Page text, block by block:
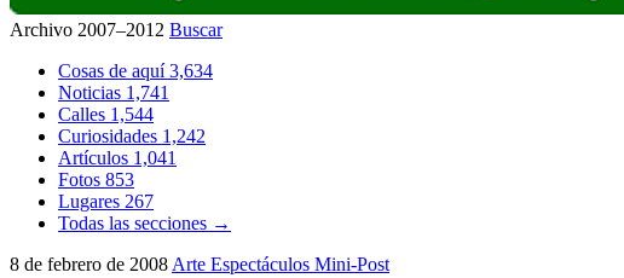
Archivo 2007–2012 Buscar
Cosas de aquí3,634
Noticias 1,741
Calles 1,544
Curiosidades 1,242
Artículos 1,041
Fotos 853
Lugares 267
Todas las secciones →
8 de febrero de 2008 Arte Espectáculos Mini-Post